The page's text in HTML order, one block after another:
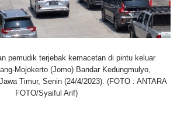
pemudik terjebak kemacetan di pintu keluar
Mojokerto (Jomo) Bandar Kedungmulyo,
Timur, Senin (24/4/2023). (FOTO : ANTARA
FOTO/Syaiful Arif)